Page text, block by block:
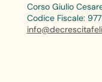
Corso Giulio
Codice Fiscale: